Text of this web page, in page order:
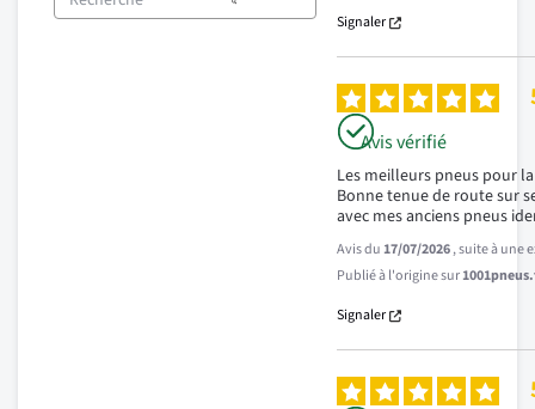
Signaler
Avis vérifié
Les meilleurs pneus pour
Bonne tenue de route sur
avec mes anciens pneus
Avis du17/07/2026, suite à une
Publié à l'origine sur
Signaler